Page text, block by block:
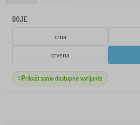
BOJE
crna
crvena
Prikaži samo dostupne varijante